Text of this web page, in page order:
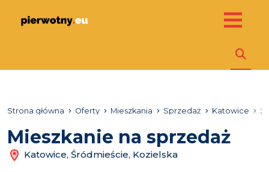
Strona główna Oferty Mieszkania Sprzedaż Katowice
Mieszkanie na sprzedaż
Katowice, Śródmieście, Kozielska